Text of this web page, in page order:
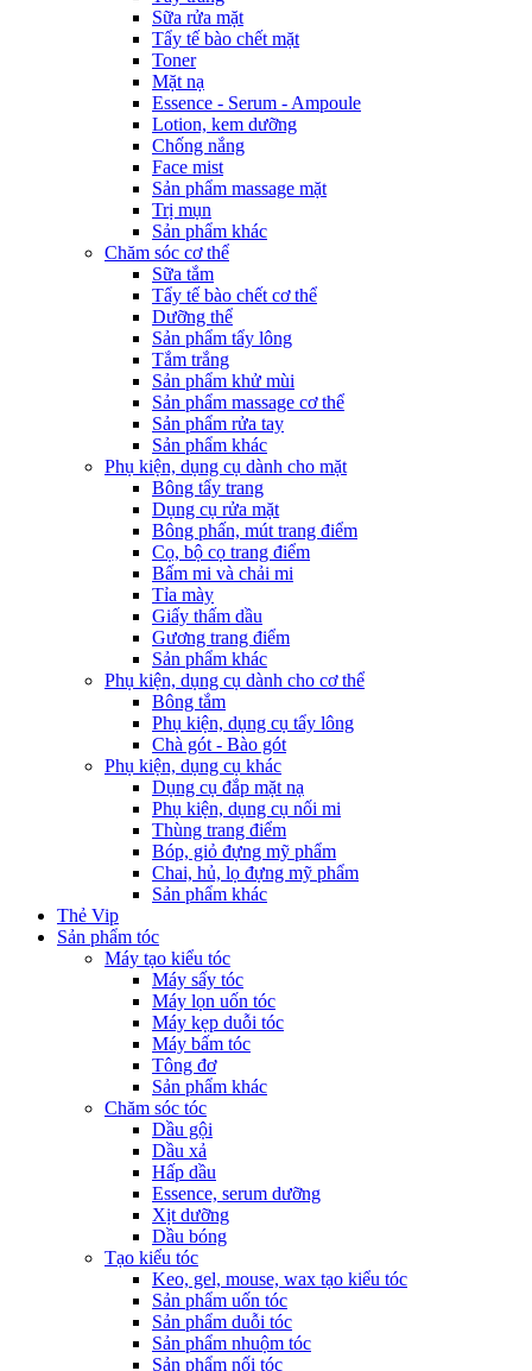
Sữa rửa mặt
Tẩy tế bào chết mặt
Toner
Mặt nạ
Essence - Serum - Ampoule
Lotion, kem dưỡng
Chống nắng
Face mist
Sản phẩm massage mặt
Trị mụn
Sản phẩm khác
Chăm sóc cơ thể
Sữa tắm
Tẩy tế bào chết cơ thể
Dưỡng thể
Sản phẩm tẩy lông
Tắm trắng
Sản phẩm khử mùi
Sản phẩm massage cơ thể
Sản phẩm rửa tay
Sản phẩm khác
Phụ kiện, dụng cụ dành cho mặt
Bông tẩy trang
Dụng cụ rửa mặt
Bông phấn, mút trang điểm
Cọ, bộ cọ trang điểm
Bấm mi và chải mi
Tỉa mày
Giấy thấm dầu
Gương trang điểm
Sản phẩm khác
Phụ kiện, dụng cụ dành cho cơ thể
Bông tắm
Phụ kiện, dụng cụ tẩy lông
Chà gót - Bào gót
Phụ kiện, dụng cụ khác
Dụng cụ đắp mặt nạ
Phụ kiện, dụng cụ nối mi
Thùng trang điểm
Bóp, giỏ đựng mỹ phẩm
Chai, hủ, lọ đựng mỹ phẩm
Sản phẩm khác
Thẻ Vip
Sản phẩm tóc
Máy tạo kiểu tóc
Máy sấy tóc
Máy lọn uốn tóc
Máy kẹp duỗi tóc
Máy bấm tóc
Tông đơ
Sản phẩm khác
Chăm sóc tóc
Dầu gội
Dầu xả
Hấp dầu
Essence, serum dưỡng
Xịt dưỡng
Dầu bóng
Tạo kiểu tóc
Keo, gel, mouse, wax tạo kiểu tóc
Sản phẩm uốn tóc
Sản phẩm duỗi tóc
Sản phẩm nhuộm tóc
Sản phẩm nối tóc